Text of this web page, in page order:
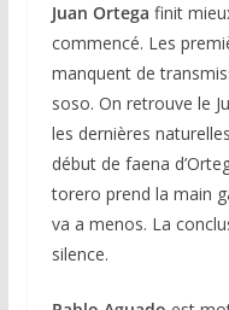
Juan Ortega finit
commencé. Les
manquent de
soso. On retrouve le
les dernières
début de faena
torero prend la main
va a menos. La
silence.